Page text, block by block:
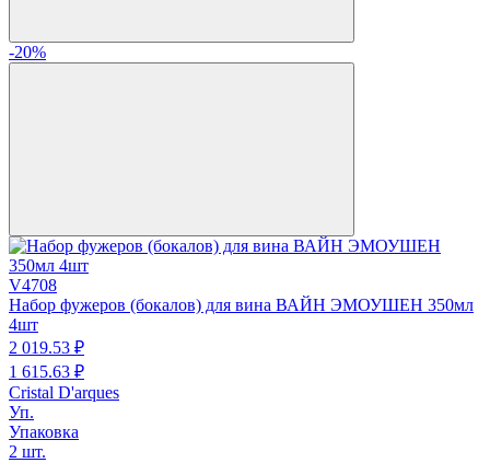
-20%
V4708
Набор фужеров (бокалов) для вина ВАЙН ЭМОУШЕН 350мл
4шт
2 019.53 ₽
1 615.63 ₽
Cristal D'arques
Уп.
Упаковка
2 шт.